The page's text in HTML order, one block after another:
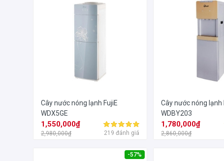
Cây nước nóng lạnh FujiE
WDX5GE
1,550,000₫
2,980,000₫ 219 đánh giá
Cây nước nóng lạnh
WDBY203
1,780,000₫
2,860,000₫
-57%